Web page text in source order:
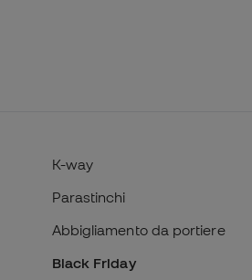
K-way
Parastinchi
Abbigliamento da portiere
Black Friday